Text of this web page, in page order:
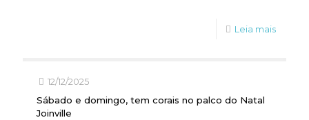
Leia mais
12/12/2025
Sábado e domingo, tem corais no palco do Natal
Joinville